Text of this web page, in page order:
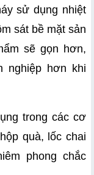
sử dụng nhiệt
sát bề mặt sản
sẽ gọn hơn,
nghiệp hơn khi
trong các cơ
quà, lốc chai
phong chắc